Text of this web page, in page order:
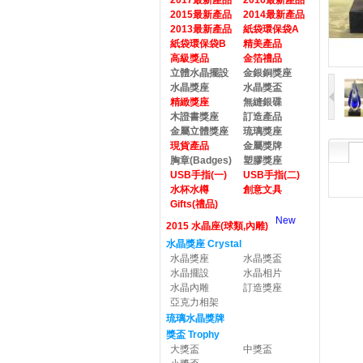
2015最新產品
2014最新產品
2013最新產品
紙袋環保袋A
紙袋環保袋B
精美產品
高級獎品
金箔禮品
立體水晶擺設
金銀銅獎座
水晶獎座
水晶獎盃
精緻獎座
無縫銀碟
木證書獎座
訂造產品
金屬立體獎座
琉璃獎座
現貨產品
金屬獎牌
胸章(Badges)
塑膠獎座
USB手指(一)
USB手指(二)
水杯水樽
創意文具
Gifts(禮品)
2015 水晶座(球類,內雕)
New
水晶獎座 Crystal
水晶獎座
水晶獎盃
水晶擺設
水晶相片
水晶內雕
訂造獎座
亞克力相架
琉璃水晶獎牌
獎盃 Trophy
大獎盃
中獎盃